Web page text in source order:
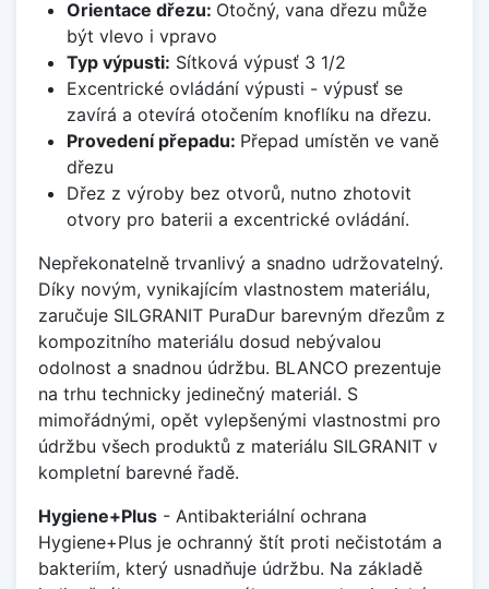
Orientace dřezu: Otočný, vana dřezu může
být vlevo i vpravo
Typ výpusti: Sítková výpusť 3 1/2
Excentrické ovládání výpusti - výpusť se
zavírá a otevírá otočením knoflíku na dřezu.
Provedení přepadu: Přepad umístěn ve vaně
dřezu
Dřez z výroby bez otvorů, nutno zhotovit
otvory pro baterii a excentrické ovládání.
Nepřekonatelně trvanlivý a snadno udržovatelný.
Díky novým, vynikajícím vlastnostem materiálu,
zaručuje SILGRANIT PuraDur barevným dřezům z
kompozitního materiálu dosud nebývalou
odolnost a snadnou údržbu. BLANCO prezentuje
na trhu technicky jedinečný materiál. S
mimořádnými, opět vylepšenými vlastnostmi pro
údržbu všech produktů z materiálu SILGRANIT v
kompletní barevné řadě.
Hygiene+Plus - Antibakteriální ochrana
Hygiene+Plus je ochranný štít proti nečistotám a
bakteriím, který usnadňuje údržbu. Na základě